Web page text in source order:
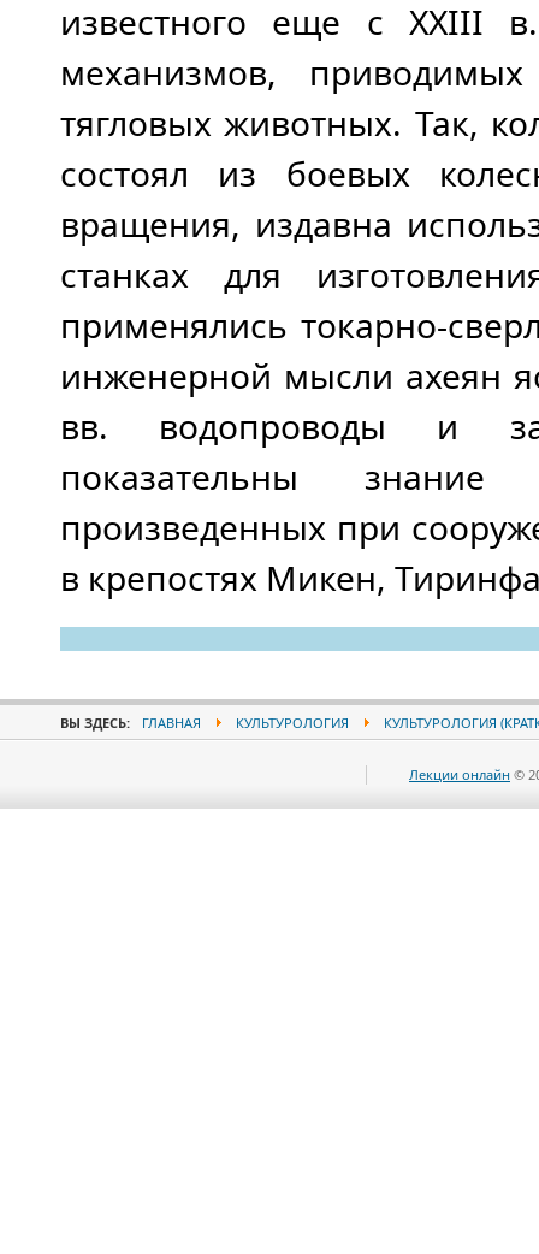
известного еще с XXIII
механизмов,
тягловых животных. Так,
состоял из боевых
вращения, издавна
станках для
применялись токарно-
инженерной мысли ахеян
вв. водопроводы и
показательны знание
произведенных при
в крепостях Микен,
ВЫ ЗДЕСЬ: ГЛАВНАЯ КУЛЬТУРОЛОГИЯ КУЛЬТУРОЛОГИЯ
Лекции онлайн ©